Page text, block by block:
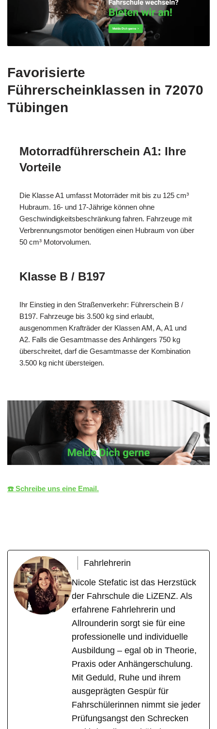
Favorisierte
Führerscheinklassen in 72070
Tübingen
Motorradführerschein A1: Ihre
Vorteile
Die Klasse A1 umfasst Motorräder mit bis zu 125 cm³
Hubraum. 16- und 17-Jährige können ohne
Geschwindigkeitsbeschränkung fahren. Fahrzeuge mit
Verbrennungsmotor benötigen einen Hubraum von über
50 cm³ Motorvolumen.
Klasse B / B197
Ihr Einstieg in den Straßenverkehr: Führerschein B /
B197. Fahrzeuge bis 3.500 kg sind erlaubt,
ausgenommen Krafträder der Klassen AM, A, A1 und
A2. Falls die Gesamtmasse des Anhängers 750 kg
überschreitet, darf die Gesamtmasse der Kombination
3.500 kg nicht übersteigen.
☎️ Schreibe uns eine Email.
Fahrlehrerin
Nicole Stefatic ist das Herzstück
der Fahrschule die LiZENZ. Als
erfahrene Fahrlehrerin und
Allrounderin sorgt sie für eine
professionelle und individuelle
Ausbildung – egal ob in Theorie,
Praxis oder Anhängerschulung.
Mit Geduld, Ruhe und ihrem
ausgeprägten Gespür für
Fahrschülerinnen nimmt sie jeder
Prüfungsangst den Schrecken